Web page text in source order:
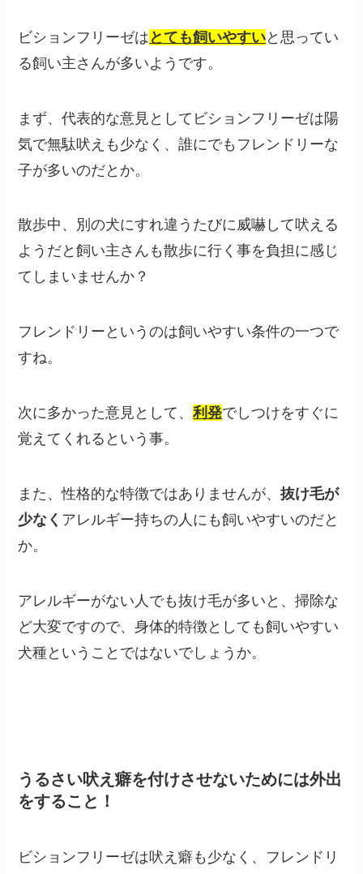
ビションフリーゼは とても飼いやすいと思ってい
る飼い主さんが多いようです。
まず、代表的な意見としてビションフリーゼは陽
気で無駄吠えも少なく、誰にでもフレンドリーな
子が多いのだとか。
散歩中、別の犬にすれ違うたびに威嚇して吠える
ようだと飼い主さんも散歩に行く事を負担に感じ
てしまいませんか？
フレンドリーというのは飼いやすい条件の一つで
すね。
次に多かった意見として、利発でしつけをすぐに
覚えてくれるという事。
また、性格的な特徴ではありませんが、抜け毛が
少なく アレルギー持ちの人にも飼いやすいのだと
か。
アレルギーがない人でも抜け毛が多いと、掃除な
ど大変ですので、身体的特徴としても飼いやすい
犬種ということではないでしょうか。
うるさい吠え癖を付けさせないためには外出
をすること！
ビションフリーゼは吠え癖も少なく、フレンドリ